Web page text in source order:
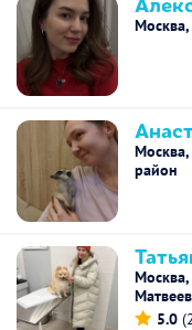
район
5.0